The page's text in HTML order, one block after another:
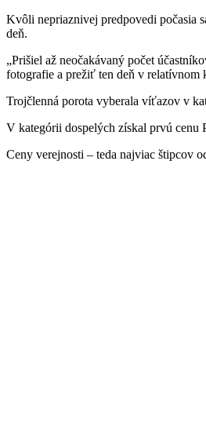
Kvôli nepriaznivej predpovedi počasia
deň.
„Prišiel až neočakávaný počet
fotografie a prežiť ten deň v
Trojčlenná porota vyberala víťazov v
V kategórii dospelých získal prvú cenu
Ceny verejnosti – teda najviac štipcov